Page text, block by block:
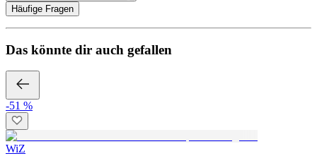
Häufige Fragen
Das könnte dir auch gefallen
-51 %
WiZ